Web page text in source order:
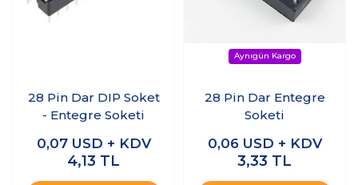
28 Pin Dar DIP Soket
- Entegre Soketi
0,07 USD + KDV
4,13 TL
28 Pin Dar Entegre
Soketi
0,06 USD + KDV
3,33 TL